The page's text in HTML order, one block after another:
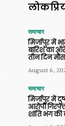
समाचार
मिर्जापुर में
बारिश का
तीन दिन
August 6,
समाचार
मिर्जापुर में
आरोपी
शांति भंग की